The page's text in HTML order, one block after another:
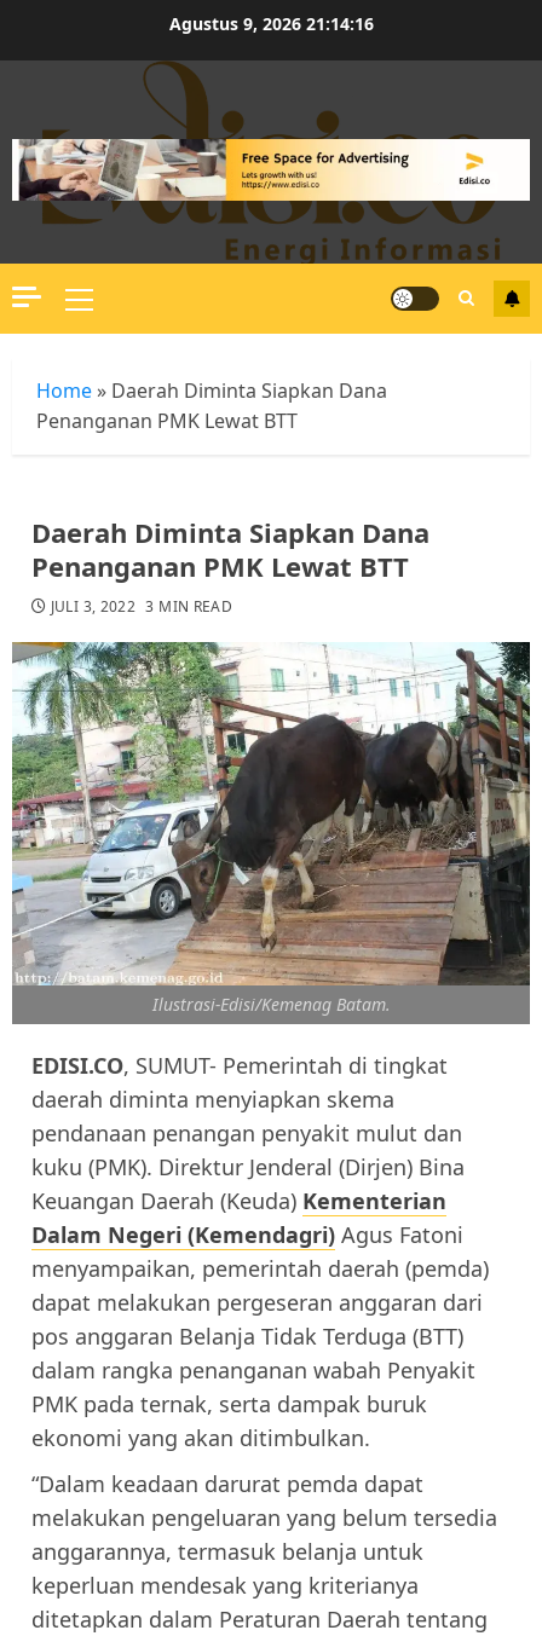
Agustus 9, 2026 21:14:17
Primary
Menu
Home » Daerah Diminta Siapkan Dana
Penanganan PMK Lewat BTT
Daerah Diminta Siapkan Dana
Penanganan PMK Lewat BTT
JULI 3, 2022 3 MIN READ
Ilustrasi-Edisi/Kemenag Batam.
EDISI.CO, SUMUT- Pemerintah di tingkat
daerah diminta menyiapkan skema
pendanaan penangan penyakit mulut dan
kuku (PMK). Direktur Jenderal (Dirjen) Bina
Keuangan Daerah (Keuda) Kementerian
Dalam Negeri (Kemendagri) Agus Fatoni
menyampaikan, pemerintah daerah (pemda)
dapat melakukan pergeseran anggaran dari
pos anggaran Belanja Tidak Terduga (BTT)
dalam rangka penanganan wabah Penyakit
PMK pada ternak, serta dampak buruk
ekonomi yang akan ditimbulkan.
“Dalam keadaan darurat pemda dapat
melakukan pengeluaran yang belum tersedia
anggarannya, termasuk belanja untuk
keperluan mendesak yang kriterianya
ditetapkan dalam Peraturan Daerah tentang